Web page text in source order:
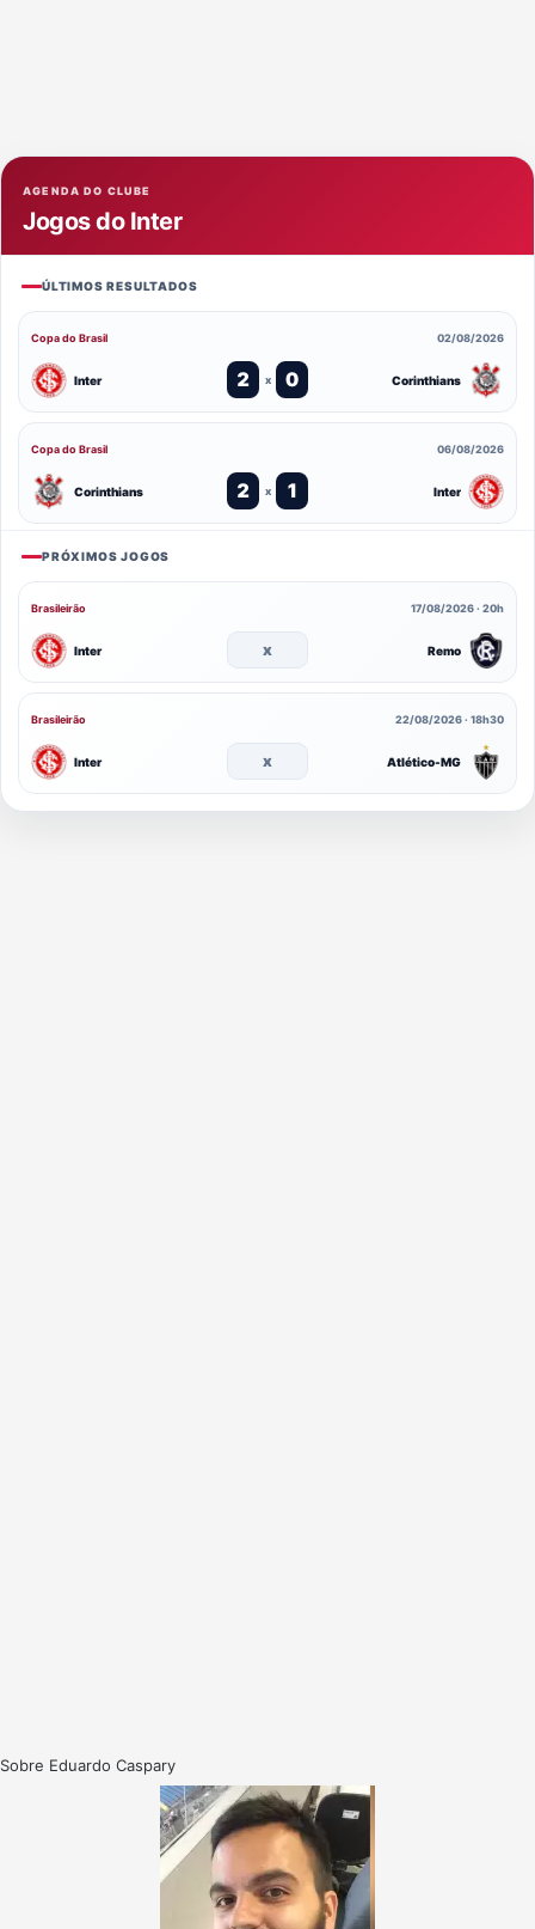
AGENDA DO CLUBE
Jogos do Inter
ÚLTIMOS RESULTADOS
Copa do Brasil 02/08/2026
Inter 2 x 0 Corinthians
Copa do Brasil 06/08/2026
Corinthians 2 x 1 Inter
PRÓXIMOS JOGOS
Brasileirão 17/08/2026 · 20h
Inter x Remo
Brasileirão 22/08/2026 · 18h30
Inter x Atlético-MG
Sobre Eduardo Caspary